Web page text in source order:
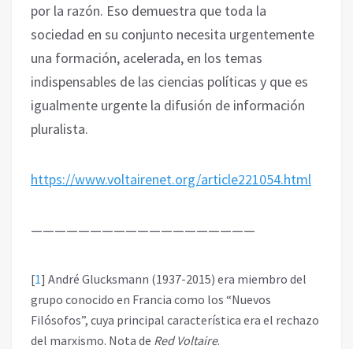
por la razón. Eso demuestra que toda la
sociedad en su conjunto necesita urgentemente
una formación, acelerada, en los temas
indispensables de las ciencias políticas y que es
igualmente urgente la difusión de información
pluralista.
https://www.voltairenet.org/article221054.html
———————————————————
[1] André Glucksmann (1937-2015) era miembro del
grupo conocido en Francia como los “Nuevos
Filósofos”, cuya principal característica era el rechazo
del marxismo. Nota de Red Voltaire.